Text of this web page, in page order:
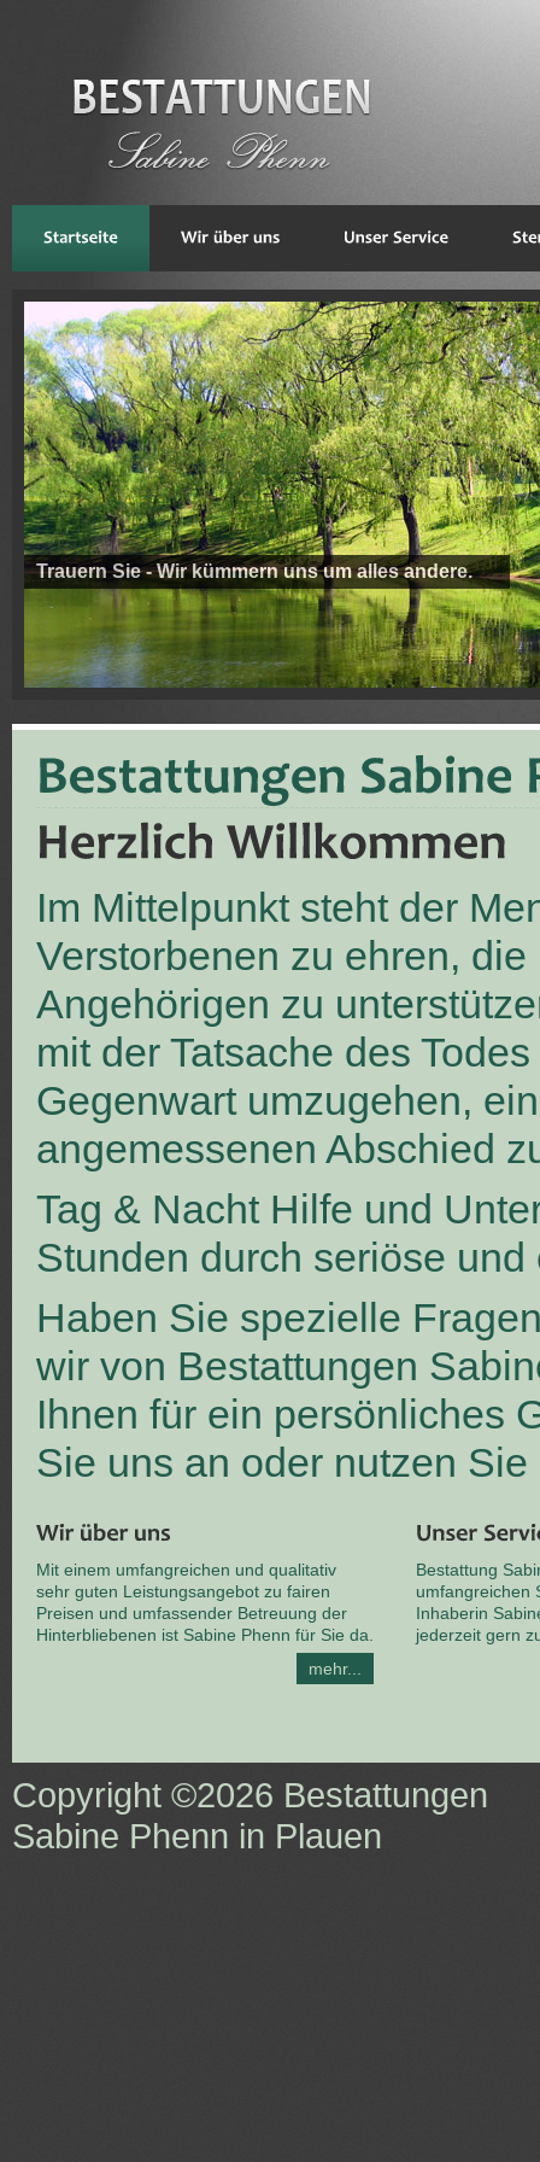
Trauern Sie - Wir kümmern uns um alles andere.
Im Mittelpunkt steht der
Verstorbenen zu ehren, die
Angehörigen zu
mit der Tatsache des
Gegenwart umzugehen,
angemessenen Abschied
Tag & Nacht Hilfe und
Stunden durch seriöse
Haben Sie spezielle
wir von Bestattungen
Ihnen für ein persönliches
Sie uns an oder nutzen
Mit einem umfangreichen und qualitativ
sehr guten Leistungsangebot zu fairen
Preisen und umfassender Betreuung der
Hinterbliebenen ist Sabine Phenn für Sie da.
mehr...
Bestattung
umfangreichen
Inhaberin
jederzeit gern
Copyright ©2026 Bestattungen
Sabine Phenn in Plauen